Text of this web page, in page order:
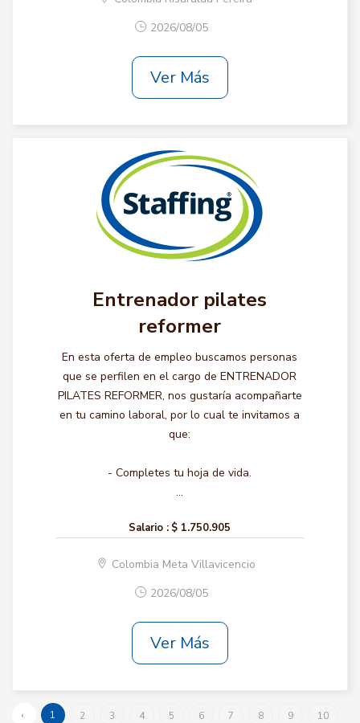
2026/08/05
Ver Más
Entrenador pilates
reformer
En esta oferta de empleo buscamos personas
que se perfilen en el cargo de ENTRENADOR
PILATES REFORMER, nos gustaría acompañarte
en tu camino laboral, por lo cual te invitamos a
que:
- Completes tu hoja de vida.
...
Salario : $ 1.750.905
Colombia Meta Villavicencio
2026/08/05
Ver Más
‹ 1 2 3 4 5 6 7 8 9
10